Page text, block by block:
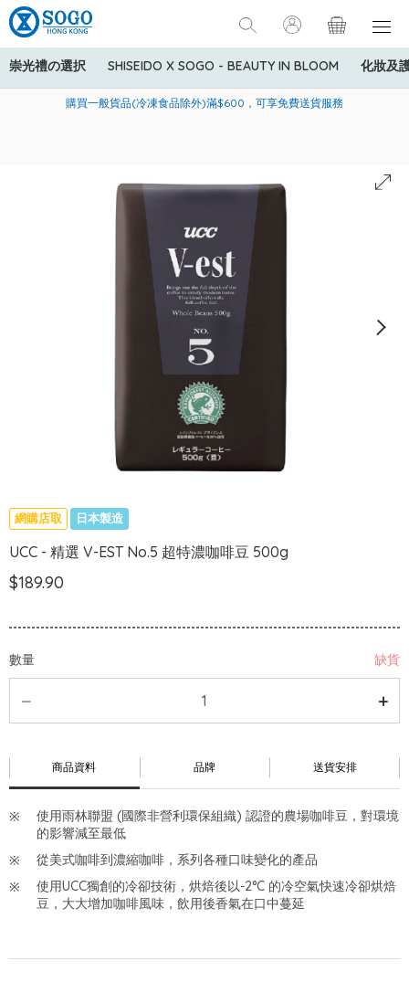
崇光禮の選択 SHISEIDO X SOGO - BEAUTY IN BLOOM 化妝及
美國運通Explorer®信用卡會員購物禮遇：高達5%簽賬回贈！
購買一般貨品(冷凍食品除外)滿$600，可享免費送貨服務
寄送中國內地服務只適用於指定商品，若訂單金額少於HK$600(折
網購店取 日本製造
UCC - 精選 V-EST No.5 超特濃咖啡豆 500g
$189.90
數量 缺貨
商品資料 品牌 送貨安排
使用雨林聯盟 (國際非營利環保組織) 認證的農場咖啡豆，對環境
的影響減至最低
從美式咖啡到濃縮咖啡，系列各種口味變化的產品
使用UCC獨創的冷卻技術，烘焙後以-2°C 的冷空氣快速冷卻烘焙
豆，大大增加咖啡風味，飲用後香氣在口中蔓延